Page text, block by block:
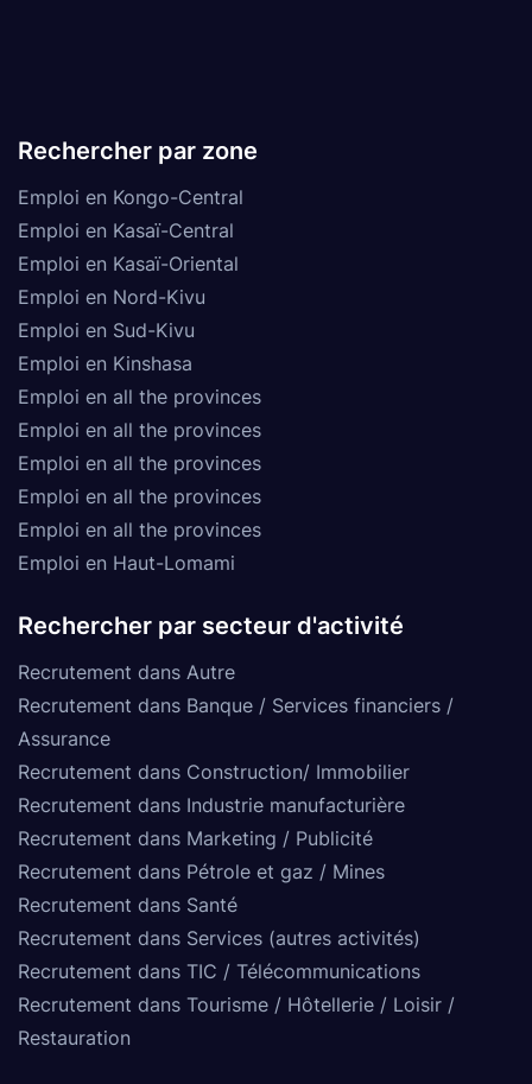
Rechercher par zone
Emploi en Kongo-Central
Emploi en Kasaï-Central
Emploi en Kasaï-Oriental
Emploi en Nord-Kivu
Emploi en Sud-Kivu
Emploi en Kinshasa
Emploi en all the provinces
Emploi en all the provinces
Emploi en all the provinces
Emploi en all the provinces
Emploi en all the provinces
Emploi en Haut-Lomami
Rechercher par secteur d'activité
Recrutement dans Autre
Recrutement dans Banque / Services financiers /
Assurance
Recrutement dans Construction/ Immobilier
Recrutement dans Industrie manufacturière
Recrutement dans Marketing / Publicité
Recrutement dans Pétrole et gaz / Mines
Recrutement dans Santé
Recrutement dans Services (autres activités)
Recrutement dans TIC / Télécommunications
Recrutement dans Tourisme / Hôtellerie / Loisir /
Restauration